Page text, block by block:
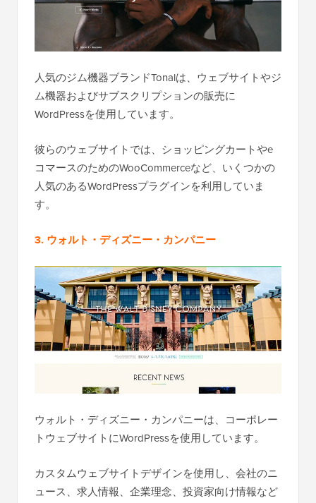
人気のジム機器ブランドTonalは、ウェブサイトやジ
ム機器およびサブスクリプションの販売に
WordPressを使用しています。
彼らのウェブサイトでは、ショッピングカートやe
コマースのためのWooCommerceなど、いくつかの
人気のあるWordPressプラグインを利用していま
す。
3. ウォルト・ディズニー・カンパニー
ウォルト・ディズニー・カンパニーは、コーポレー
トウェブサイトにWordPressを使用しています。
カスタムウェブサイトデザインを使用し、会社のニ
ュース、求人情報、企業理念、投資家向け情報など